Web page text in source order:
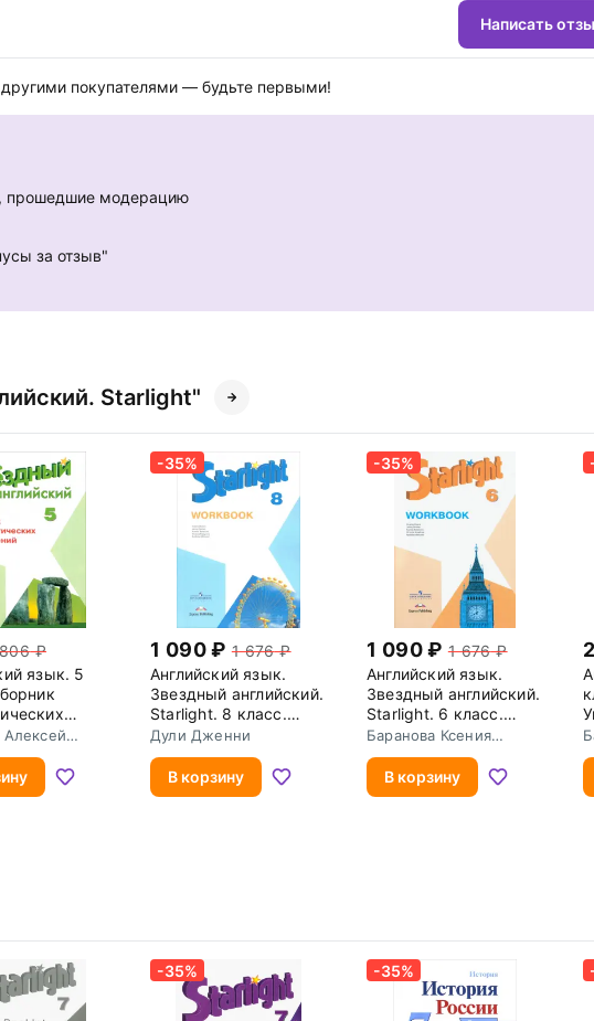
Написать
покупателями — будьте первыми!
прошедшие модерацию
за отзыв"
Starlight"
806
язык. 5
-35%
1 090
1 676
Английский язык.
Звездный английский.
Starlight. 8 класс.
Рабочая тетрадь
Дули Дженни
В корзину
-35%
1 090
1 676
Английский язык.
Звездный английский.
Starlight. 6 класс.
Углубленный уровень.
Рабочая тетрадь.
ФГОС
Баранова Ксения
В корзину
-35% -35%